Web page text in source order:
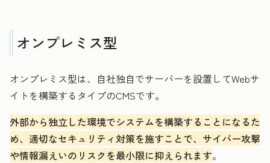
オンプレミス型
オンプレミス型は、自社独自でサーバーを設置してWebサ
イトを構築するタイプのCMSです。
外部から独立した環境でシステムを構築することになるた
め、適切なセキュリティ対策を施すことで、サイバー攻撃
や情報漏えいのリスクを最小限に抑えられます。